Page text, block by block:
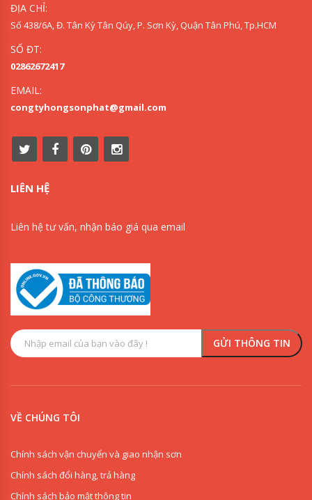
ĐỊA CHỈ:
Số 438/6A, Đ. Tân Kỳ Tân Qúy, P. Sơn Kỳ, Quận Tân Phú, Tp.HCM
SỐ ĐT:
02862672417
EMAIL:
congtyhongsonphat@gmail.com
LIÊN HỆ
Liên hệ tư vấn, nhận báo giá qua email
VỀ CHÚNG TÔI
Chính sách vận chuyển và giao nhận sơn
Chính sách đổi hàng, trả hàng
Chính sách bảo mật thông tin